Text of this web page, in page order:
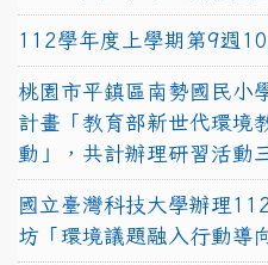
112學年度上學期第9週
桃園市平鎮區南勢國民小
計畫「教育部新世代環境
動」，共計辦理研習活動
國立臺灣科技大學辦理
坊「環境議題融入行動導